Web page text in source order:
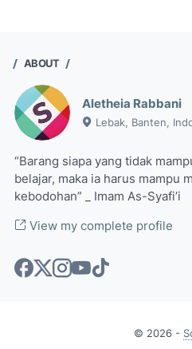
ABOUT
Aletheia Rabbani
Lebak, Banten,
“Barang siapa yang tidak
belajar, maka ia harus mampu
kebodohan” _ Imam As-Syafi’i
View my complete profile
© 2026-